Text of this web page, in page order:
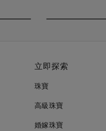
立即探索
珠寶
高級珠寶
婚嫁珠寶